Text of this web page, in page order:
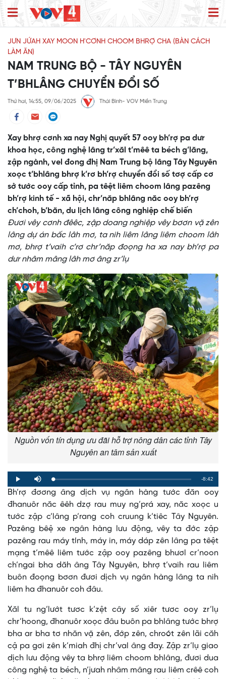
JƯN JỨAH XAY MOON H'CƠNH CHOOM BHRỢ CHA (BÀN CÁCH
LÀM ĂN)
NAM TRUNG BỘ - TÂY NGUYÊN
T’BHLÂNG CHUYỂN ĐỔI SỐ
Thứ hai, 14:55, 09/06/2025 Thái Bình- VOV Miền Trung
Xay bhrợ cơnh xa nay Nghị quyết 57 ooy bh’rợ pa dưr
khoa học, công nghệ lâng tr’xăl t’mêê ta béch g’lăng,
zập ngành, vel đong đhị Nam Trung bộ lâng Tây Nguyên
xoọc t’bhlâng bhrợ k’rơ bh’rợ chuyển đổi số tơợ cấp cơ
sở tước ooy cấp tỉnh, pa têệt liêm choom lâng pazêng
bh’rợ kinh tế - xã hội, chr’năp bhlâng năc ooy bh’rợ
ch’choh, b’băn, du lịch lâng công nghiệp chế biến
Đươi vêy cơnh đêêc, zập doang nghiệp vêy bơơn vặ zên
lâng dự án bấc lâh mơ, ta nih liêm lâng liêm choom lâh
mơ, bhrợ t’vaih c’rơ chr’năp đoọng ha xa nay bh’rợ pa
dưr nhâm mâng lâh mơ âng zr’lụ
Nguồn vốn tín dụng ưu đãi hỗ trợ nông dân các tỉnh Tây
Nguyên an tâm sản xuất
Play Mute Loaded:
0%
Progress:
0%
Remaining
Time
-8:42
Bh’rợ đơơng âng dịch vụ ngân hàng tước đăn ooy
đhanuôr năc êêh dzợ rau muy ng’prá xay, năc xoọc u
tước zập c’lâng p’rang coh cruung k’tiêc Tây Nguyên.
Pazêng bêệ xe ngân hàng lưu động, vêy ta đớc zập
pazêng rau máy tính, máy in, máy dáp zên lâng pa têệt
mạng t’mêê liêm tước zập ooy pazêng bhươl cr’noon
ch’ngai bha dăh âng Tây Nguyên, bhrợ t’vaih rau liêm
buôn đoọng bơơn đươi dịch vụ ngân hàng lâng ta nih
liêm ha đhanuôr coh đâu.
Xăl tu ng’lướt tươc k’zệt cây số xiêr tươc ooy zr’lụ
chr’hoong, đhanuôr xoọc đâu buôn pa bhlâng tước bhrợ
bha ar bha tơ nhăn vặ zên, đớp zên, chroót zên lãi căh
cậ pa gơi zên k’miah đhị chr’val âng đay. Zập zr’lụ giao
dịch lưu động vêy ta bhrợ liêm choom bhlâng, đươi dua
công nghệ ta béch, n’jưah nhâm mâng rau liêm crêê coh